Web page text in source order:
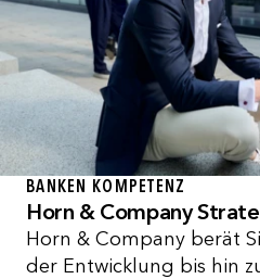
BANKEN KOMPETENZ
Horn & Company
Horn & Company berät
der Entwicklung bis hin